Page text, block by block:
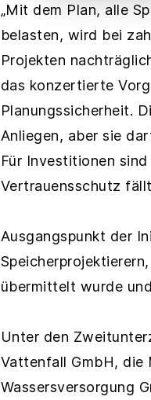
„Mit dem Plan, alle
belasten, wird bei
Projekten
das konzertierte
Planungssicherheit.
Anliegen, aber sie
Für Investitionen
Vertrauensschutz
Ausgangspunkt der
übermittelt wurde
Unter den
Vattenfall GmbH, die
Wassersversorgung